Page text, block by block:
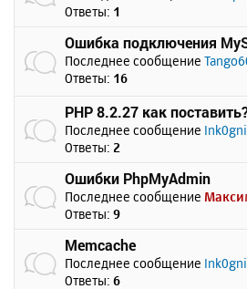
Ответы: 1
Ошибка подключения
Последнее сообщение
Ответы: 16
PHP 8.2.27 как
Последнее сообщение
Ответы: 2
Ошибки PhpMyAdmin
Последнее сообщение
Ответы: 9
Memcache
Последнее сообщение
Ответы: 6